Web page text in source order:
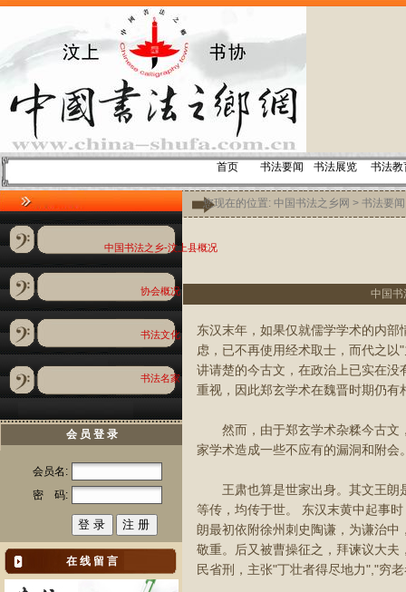
首页 书法要闻 书法展览 书法教
中国书法之乡-汶上县概况
协会概况
书法文化
书法名家
会 员 登 录
会员名:
密 码:
在 线 留 言
您现在的位置: 中国书法之乡网 > 书法要闻
中国
东汉末年，如果仅就儒学学术的内
虑，已不再使用经术取士，而代之
讲请楚的今古文，在政治上已实在没
重视，因此郑玄学术在魏晋时期仍有
然而，由于郑玄学术杂糅今古文
家学术造成一些不应有的漏洞和附
王肃也算是世家出身。其文王朗
等传，均传于世。 东汉末黄中起事
朗最初依附徐州刺史陶谦，为谦治中
敬重。后又被曹操征之，拜谏议大
民省刑，主张"丁壮者得尽地力","穷